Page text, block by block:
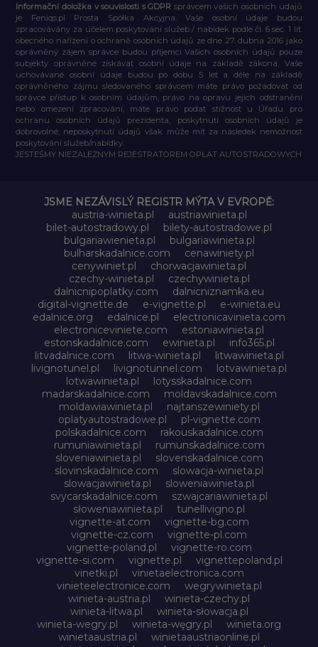
Informační doložka v souvislosti s GDPR správcem vašich osobních údajů
je Feniqs.pl Prosta Spółka Akcyjna. Vaše osobní údaje budou
zpracovávány za účelem poskytování služeb / nabídek podle čl. 6 sec. 1 lit.
obecného nařízení o ochraně osobních údajů ze dne 27. dubna 2016 jako
oprávněný zájem správce budou příjemci Vašich osobních údajů pouze
subjekty oprávněné získávat osobní údaje na základě zákona, Vaše
uchovávané osobní údaje budou po dobu 5 let a déle na základě
oprávněného zájmu sledovaného správcem máte právo požadovat od
správce přístup k osobním údajům, právo na opravu jejich odstranění
nebo omezení zpracování, máte právo podat stížnost u Úřadu pro
ochranu osobních údajů prezidenta, poskytnutí osobních údajů je
dobrovolné, neposkytnutí údajů však může mít za následek nemožnost
poskytování služeb/nabídky.
JESTEŚMY NIEZALEŻNYM REJESTRATOREM OPŁAT AUTOSTRADOWYCH
JSME NEZÁVISLÝ REGISTR MÝTA V EVROPĚ:
austria-winieta.pl
austriawinieta.pl
bilet-autostradowy.pl
bilety-autostradowe.pl
bulgariawienieta.pl
bulgariawinieta.pl
bulharskadalnice.com
cenawiniety.pl
cenywiniet.pl
chorwacjawinieta.pl
czechy-winieta.pl
czechywinieta.pl
dalnicnipoplatky.com
dalnicniznamka.eu
digital-vignette.de
e-vignette.pl
e-winieta.eu
edalnice.org
edalnice.pl
electronicavinieta.com
electroniceviniete.com
estoniawinieta.pl
estonskadalnice.com
ewinieta.pl
info365.pl
litvadalnice.com
litwa-winieta.pl
litwawinieta.pl
livignotunel.pl
livignotunnel.com
lotvawinieta.pl
lotwawinieta.pl
lotysskadalnice.com
madarskadalnice.com
moldavskadalnice.com
moldawiawinieta.pl
najtanszewiniety.pl
oplatyautostradowe.pl
pl-vignette.com
polskadalnice.com
rakouskadalnice.com
rumuniawinieta.pl
rumunskadalnice.com
sloveniawinieta.pl
slovenskadalnice.com
slovinskadalnice.com
slowacja-winieta.pl
slowacjawinieta.pl
sloweniawinieta.pl
svycarskadalnice.com
szwajcariawinieta.pl
słoweniawinieta.pl
tunellivigno.pl
vignette-at.com
vignette-bg.com
vignette-cz.com
vignette-pl.com
vignette-poland.pl
vignette-ro.com
vignette-si.com
vignette.pl
vignettepoland.pl
vinetki.pl
vinietaelectronica.com
vinieteelectronice.com
wegrywinieta.pl
winieta-austria.pl
winieta-czechy.pl
winieta-litwa.pl
winieta-słowacja.pl
winieta-wegry.pl
winieta-węgry.pl
winieta.org
winietaaustria.pl
winietaaustriaonline.pl